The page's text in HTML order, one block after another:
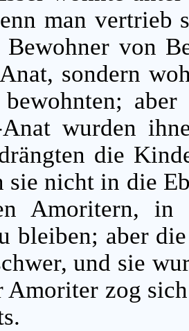
man vertrieb
von
sondern
Anat wurden
die
sie nicht in die
Amoritern,
bleiben; aber
und sie
Amoriter zog